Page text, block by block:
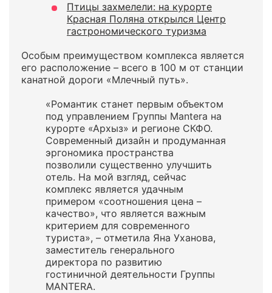
Птицы захмелели: на курорте
Красная Поляна открылся Центр
гастрономического туризма
Особым преимуществом комплекса является
его расположение – всего в 100 м от станции
канатной дороги «Млечный путь».
«Романтик станет первым объектом
под управлением Группы Mantera на
курорте «Архыз» и регионе СКФО.
Современный дизайн и продуманная
эргономика пространства
позволили существенно улучшить
отель. На мой взгляд, сейчас
комплекс является удачным
примером «соотношения цена –
качество», что является важным
критерием для современного
туриста», – отметила Яна Уханова,
заместитель генерального
директора по развитию
гостиничной деятельности Группы
MANTERA.